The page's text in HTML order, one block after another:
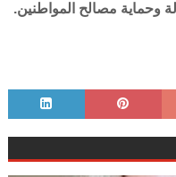
وحماية مصالح المواطنين.